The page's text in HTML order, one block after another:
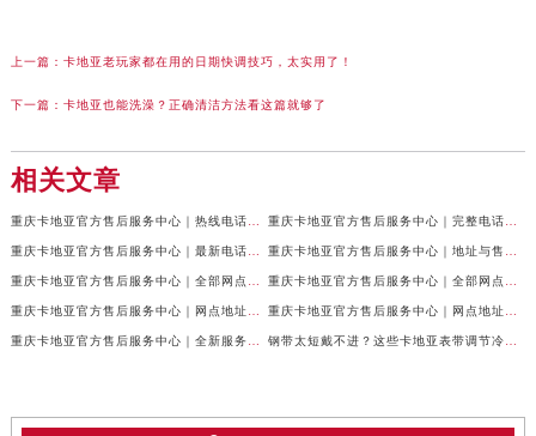
上一篇： 卡地亚老玩家都在用的日期快调技巧，太实用了！
下一篇： 卡地亚也能洗澡？正确清洁方法看这篇就够了
相关文章